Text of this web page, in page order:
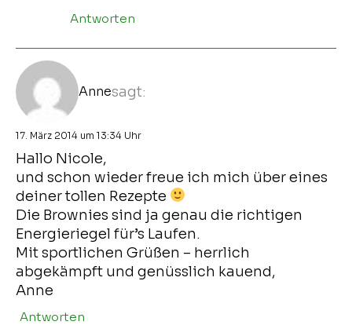
Antworten
Annesagt:
17. März 2014 um 13:34 Uhr
Hallo Nicole,
und schon wieder freue ich mich über eines
deiner tollen Rezepte
Die Brownies sind ja genau die richtigen
Energieriegel für’s Laufen.
Mit sportlichen Grüßen – herrlich
abgekämpft und genüsslich kauend,
Anne
Antworten